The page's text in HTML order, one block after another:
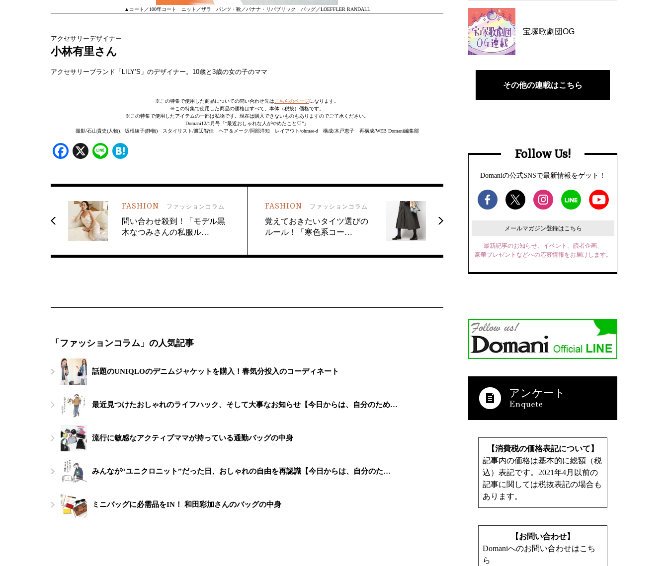
▲コート／100年コート ニット／ザラ パンツ・靴／バナナ・リパブリック バッグ／LOEFFLER RANDALL
アクセサリーデザイナー
小林有里さん
アクセサリーブランド「LILY’S」のデザイナー。10歳と3歳の女の子のママ
※この特集で使用した商品についての問い合わせ先は こちらのページになります。
※この特集で使用した商品の価格はすべて、本体（税抜）価格です。
※この特集で使用したアイテムの一部は私物です。現在は購入できないものもありますのでご了承ください。
Domani12/1月号「“最近おしゃれな人がやめたこと♡”」
撮影/石山貴史(人物)、坂根綾子(静物) スタイリスト/渡辺智佳 ヘア＆メーク/阿部洋知 レイアウト/ohmae-d 構成/木戸恵子 再構成/WEB Domani編集部
Facebook
X Line
FASHION ファッションコラム
問い合わせ殺到！「モデル黒
木なつみさんの私服ル…
FASHION ファッションコラム
覚えておきたいタイツ選びの
ルール！「寒色系コー…
「ファッションコラム」の人気記事
話題のUNIQLOのデニムジャケットを購入！春気分投入のコーディネート
最近見つけたおしゃれのライフハック、そして大事なお知らせ【今日からは、自分のため…
流行に敏感なアクティブママが持っている通勤バッグの中身
みんなが“ユニクロニット”だった日、おしゃれの自由を再認識【今日からは、自分のた…
ミニバッグに必需品をIN！ 和田彩加さんのバッグの中身
宝塚歌劇団OG
その他の連載はこちら
Follow Us!
Domaniの公式SNSで最新情報をゲット！
メールマガジン登録はこちら
最新記事のお知らせ、イベント、読者企画、
豪華プレゼントなどへの応募情報をお届けします。
アンケート
【消費税の価格表記について】
記事内の価格は基本的に総額（税
込）表記です。2021年4月以前の
記事に関しては税抜表記の場合も
あります。
【お問い合わせ】
Domaniへのお問い合わせはこち
ら